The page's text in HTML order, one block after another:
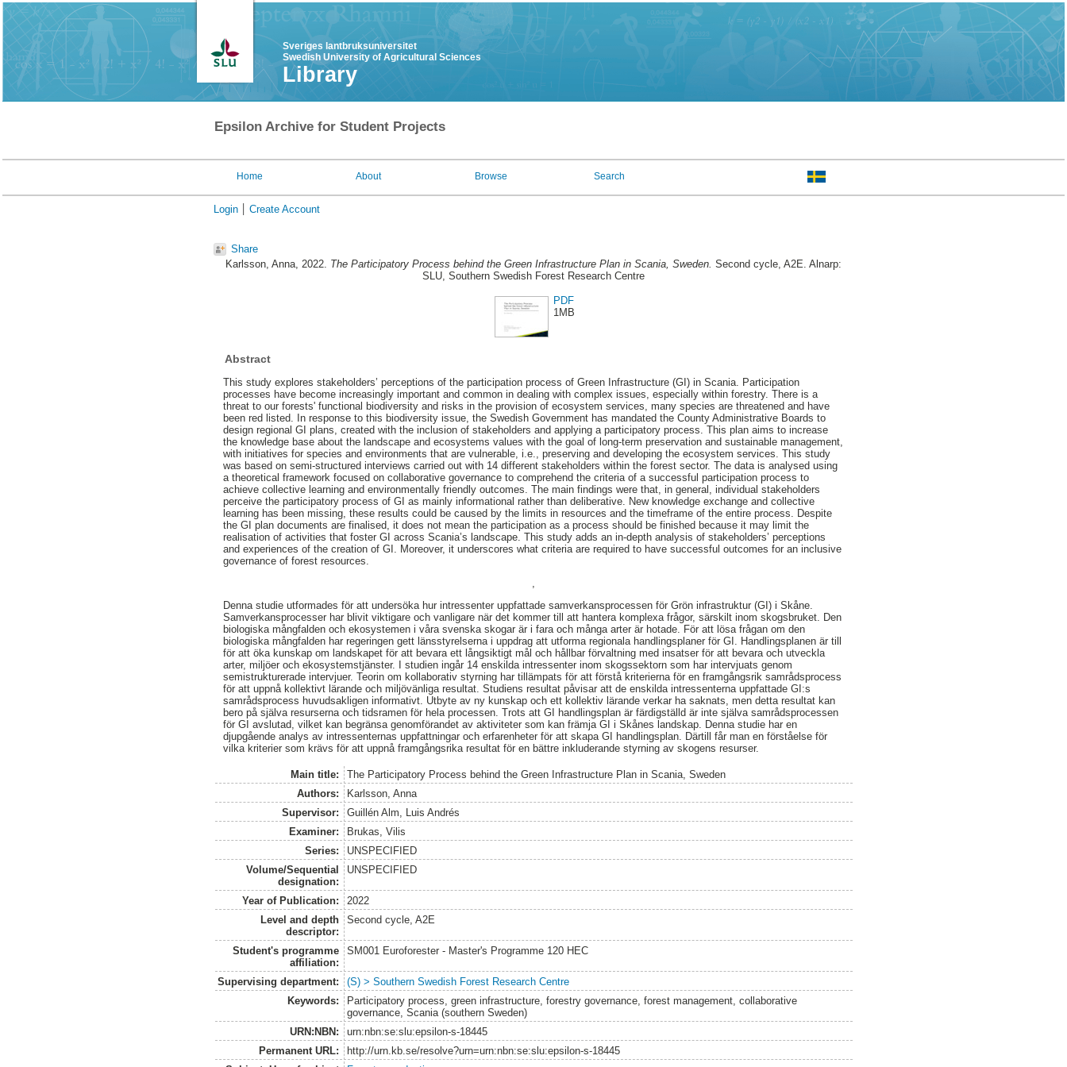
Sveriges lantbruksuniversitet
Swedish University of Agricultural Sciences
Library
Epsilon Archive for Student Projects
Home About Browse Search
Login Create Account
Share
Karlsson, Anna, 2022. The Participatory Process behind the Green Infrastructure Plan in Scania, Sweden. Second cycle, A2E. Alnarp:
SLU, Southern Swedish Forest Research Centre
PDF
1MB
Abstract
This study explores stakeholders’ perceptions of the participation process of Green Infrastructure (GI) in Scania. Participation
processes have become increasingly important and common in dealing with complex issues, especially within forestry. There is a
threat to our forests' functional biodiversity and risks in the provision of ecosystem services, many species are threatened and have
been red listed. In response to this biodiversity issue, the Swedish Government has mandated the County Administrative Boards to
design regional GI plans, created with the inclusion of stakeholders and applying a participatory process. This plan aims to increase
the knowledge base about the landscape and ecosystems values with the goal of long-term preservation and sustainable management,
with initiatives for species and environments that are vulnerable, i.e., preserving and developing the ecosystem services. This study
was based on semi-structured interviews carried out with 14 different stakeholders within the forest sector. The data is analysed using
a theoretical framework focused on collaborative governance to comprehend the criteria of a successful participation process to
achieve collective learning and environmentally friendly outcomes. The main findings were that, in general, individual stakeholders
perceive the participatory process of GI as mainly informational rather than deliberative. New knowledge exchange and collective
learning has been missing, these results could be caused by the limits in resources and the timeframe of the entire process. Despite
the GI plan documents are finalised, it does not mean the participation as a process should be finished because it may limit the
realisation of activities that foster GI across Scania’s landscape. This study adds an in-depth analysis of stakeholders’ perceptions
and experiences of the creation of GI. Moreover, it underscores what criteria are required to have successful outcomes for an inclusive
governance of forest resources.
Denna studie utformades för att undersöka hur intressenter uppfattade samverkansprocessen för Grön infrastruktur (GI) i Skåne.
Samverkansprocesser har blivit viktigare och vanligare när det kommer till att hantera komplexa frågor, särskilt inom skogsbruket. Den
biologiska mångfalden och ekosystemen i våra svenska skogar är i fara och många arter är hotade. För att lösa frågan om den
biologiska mångfalden har regeringen gett länsstyrelserna i uppdrag att utforma regionala handlingsplaner för GI. Handlingsplanen är till
för att öka kunskap om landskapet för att bevara ett långsiktigt mål och hållbar förvaltning med insatser för att bevara och utveckla
arter, miljöer och ekosystemstjänster. I studien ingår 14 enskilda intressenter inom skogssektorn som har intervjuats genom
semistrukturerade intervjuer. Teorin om kollaborativ styrning har tillämpats för att förstå kriterierna för en framgångsrik samrådsprocess
för att uppnå kollektivt lärande och miljövänliga resultat. Studiens resultat påvisar att de enskilda intressenterna uppfattade GI:s
samrådsprocess huvudsakligen informativt. Utbyte av ny kunskap och ett kollektiv lärande verkar ha saknats, men detta resultat kan
bero på själva resurserna och tidsramen för hela processen. Trots att GI handlingsplan är färdigställd är inte själva samrådsprocessen
för GI avslutad, vilket kan begränsa genomförandet av aktiviteter som kan främja GI i Skånes landskap. Denna studie har en
djupgående analys av intressenternas uppfattningar och erfarenheter för att skapa GI handlingsplan. Därtill får man en förståelse för
vilka kriterier som krävs för att uppnå framgångsrika resultat för en bättre inkluderande styrning av skogens resurser.
Main title:
The Participatory Process behind the Green Infrastructure Plan in Scania, Sweden
Authors:
Karlsson, Anna
Supervisor:
Guillén Alm, Luis Andrés
Examiner:
Brukas, Vilis
Series:
UNSPECIFIED
Volume/Sequential
designation:
UNSPECIFIED
Year of Publication:
2022
Level and depth
descriptor:
Second cycle, A2E
Student's programme
affiliation:
SM001 Euroforester - Master's Programme 120 HEC
Supervising department:
(S) > Southern Swedish Forest Research Centre
Keywords:
Participatory process, green infrastructure, forestry governance, forest management, collaborative
governance, Scania (southern Sweden)
URN:NBN:
urn:nbn:se:slu:epsilon-s-18445
Permanent URL:
http://urn.kb.se/resolve?urn=urn:nbn:se:slu:epsilon-s-18445